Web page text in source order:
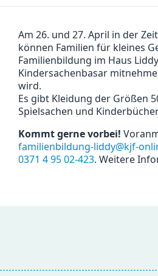
Am 26. und 27. April in der
können Familien für kleines
Familienbildung im Haus
Kindersachenbasar
wird.
Es gibt Kleidung der Größen
Spielsachen und
Kommt gerne vorbei!
familienbildung-liddy@kjf-
0371 4 95 02-423. Weitere